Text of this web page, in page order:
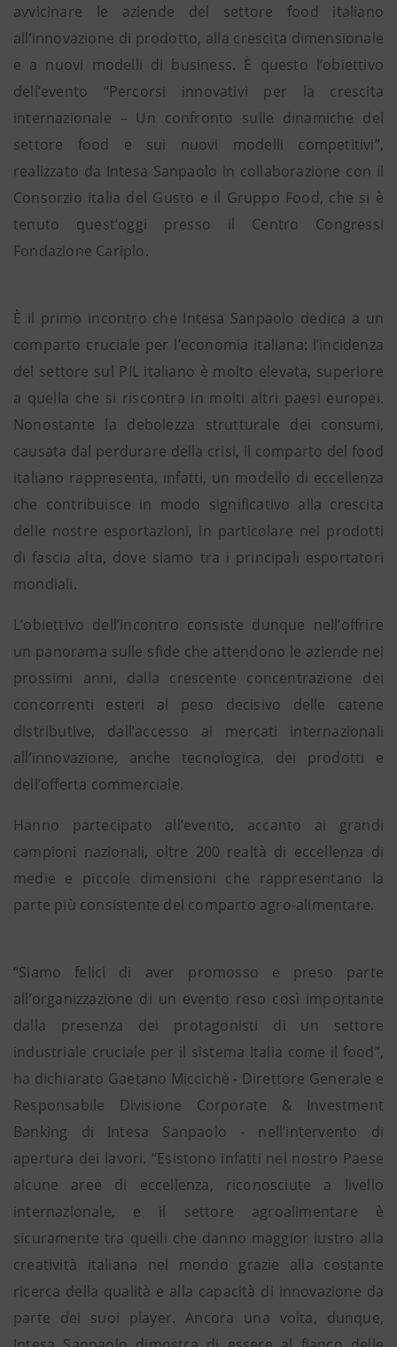
avvicinare le aziende del settore food italiano
all’innovazione di prodotto, alla crescita dimensionale
e a nuovi modelli di business. È questo l’obiettivo
dell’evento “Percorsi innovativi per la crescita
internazionale – Un confronto sulle dinamiche del
settore food e sui nuovi modelli competitivi”,
realizzato da Intesa Sanpaolo in collaborazione con il
Consorzio Italia del Gusto e il Gruppo Food, che si è
tenuto quest’oggi presso il Centro Congressi
Fondazione Cariplo.
È il primo incontro che Intesa Sanpaolo dedica a un
comparto cruciale per l’economia italiana: l’incidenza
del settore sul PIL italiano è molto elevata, superiore
a quella che si riscontra in molti altri paesi europei.
Nonostante la debolezza strutturale dei consumi,
causata dal perdurare della crisi, il comparto del food
italiano rappresenta, infatti, un modello di eccellenza
che contribuisce in modo significativo alla crescita
delle nostre esportazioni, in particolare nei prodotti
di fascia alta, dove siamo tra i principali esportatori
mondiali.
L’obiettivo dell’incontro consiste dunque nell’offrire
un panorama sulle sfide che attendono le aziende nei
prossimi anni, dalla crescente concentrazione dei
concorrenti esteri al peso decisivo delle catene
distributive, dall’accesso ai mercati internazionali
all’innovazione, anche tecnologica, dei prodotti e
dell’offerta commerciale.
Hanno partecipato all’evento, accanto ai grandi
campioni nazionali, oltre 200 realtà di eccellenza di
medie e piccole dimensioni che rappresentano la
parte più consistente del comparto agro-alimentare.
“Siamo felici di aver promosso e preso parte
all’organizzazione di un evento reso così importante
dalla presenza dei protagonisti di un settore
industriale cruciale per il sistema Italia come il food”,
ha dichiarato Gaetano Miccichè - Direttore Generale e
Responsabile Divisione Corporate & Investment
Banking di Intesa Sanpaolo - nell’intervento di
apertura dei lavori. “Esistono infatti nel nostro Paese
alcune aree di eccellenza, riconosciute a livello
internazionale, e il settore agroalimentare è
sicuramente tra quelli che danno maggior lustro alla
creatività italiana nel mondo grazie alla costante
ricerca della qualità e alla capacità di innovazione da
parte dei suoi player. Ancora una volta, dunque,